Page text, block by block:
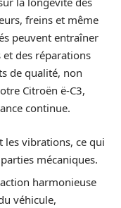
freins et même
peuvent entraîner
des réparations
de qualité, non
Citroën ë-C3,
continue.
les vibrations, ce qui
mécaniques.
harmonieuse
véhicule,